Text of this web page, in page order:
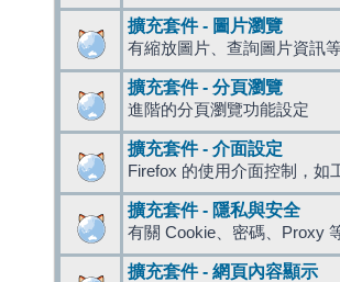
擴充套件 - 圖片瀏覽
有縮放圖片、查詢圖片資訊
擴充套件 - 分頁瀏覽
進階的分頁瀏覽功能設定
擴充套件 - 介面設定
Firefox 的使用介面控制，如
擴充套件 - 隱私與安全
有關 Cookie、密碼、Proxy
擴充套件 - 網頁內容顯示